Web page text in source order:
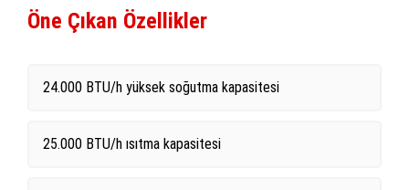
Öne Çıkan Özellikler
24.000 BTU/h yüksek soğutma kapasitesi
25.000 BTU/h ısıtma kapasitesi